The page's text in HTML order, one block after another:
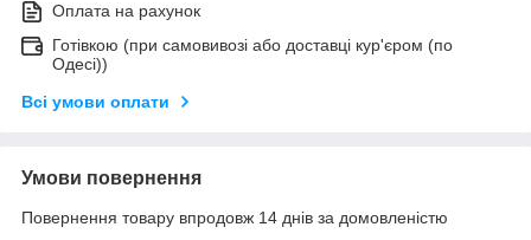
Оплата на рахунок
Готівкою (при самовивозі або доставці кур'єром (по
Одесі))
Всі умови оплати
Умови повернення
Повернення товару впродовж 14 днів за домовленістю